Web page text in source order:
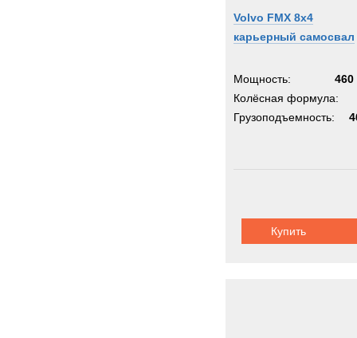
Volvo FMX 8x4
карьерный самосвал
Мощность:
460
Колёсная формула:
Грузоподъемность:
Купить